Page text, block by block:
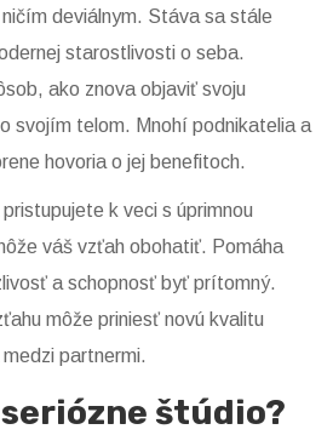
deviálnym. Stáva sa stále
starostlivosti o seba.
ako znova objaviť svoju
svojím telom. Mnohí podnikatelia a
hovoria o jej benefitoch.
k veci s úprimnou
váš vzťah obohatiť. Pomáha
a schopnosť byť prítomný.
môže priniesť novú kvalitu
partnermi.
štúdio?